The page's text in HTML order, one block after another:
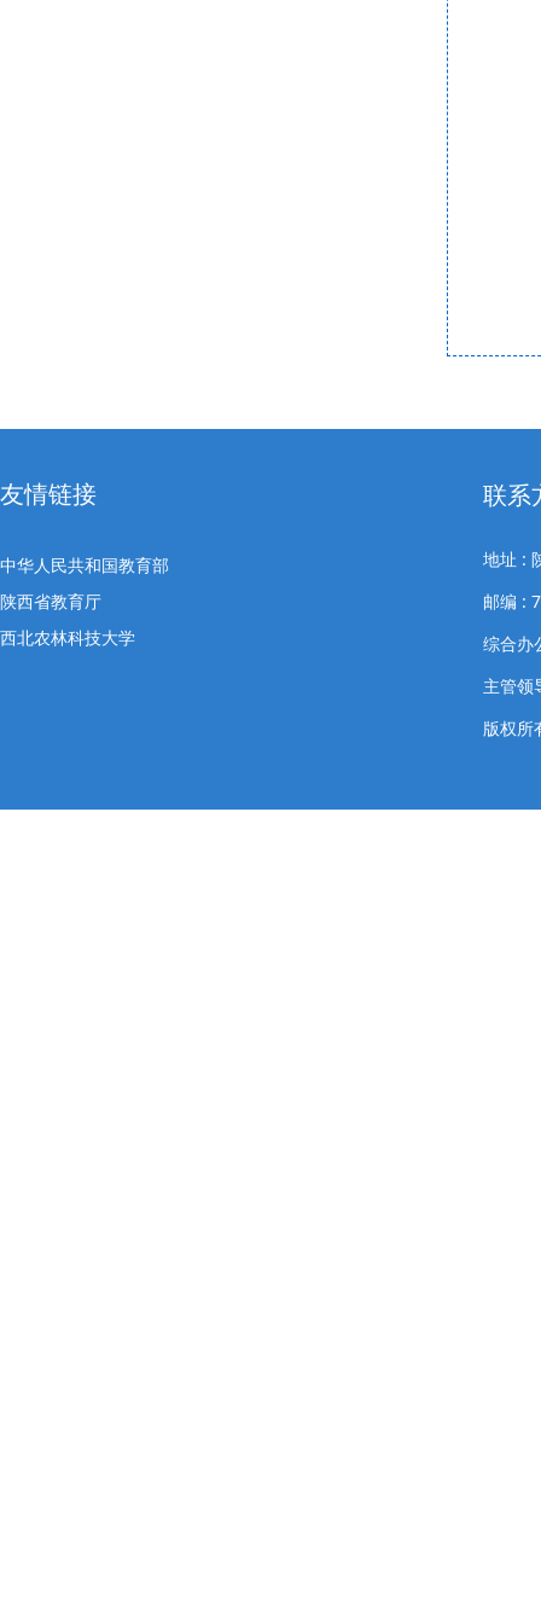
友情链接
中华人民共和国教育部
陕西省教育厅
西北农林科技大学
联系
地址 :
邮编 :
综合办
主管
版权